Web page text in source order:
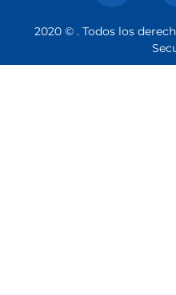
2020 © . Todos los